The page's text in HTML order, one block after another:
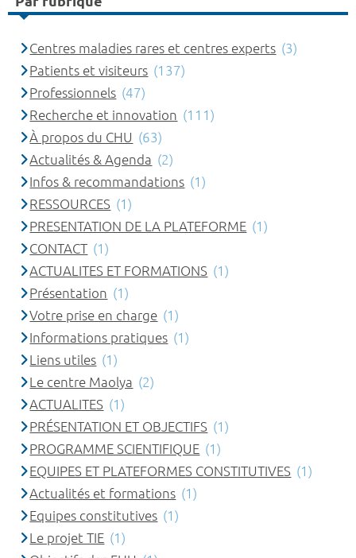
Centres maladies rares et centres experts (3)
Patients et visiteurs (137)
Professionnels (47)
Recherche et innovation (111)
À propos du CHU (63)
Actualités & Agenda (2)
Infos & recommandations (1)
RESSOURCES (1)
PRESENTATION DE LA PLATEFORME (1)
CONTACT (1)
ACTUALITES ET FORMATIONS (1)
Présentation (1)
Votre prise en charge (1)
Informations pratiques (1)
Liens utiles (1)
Le centre Maolya (2)
ACTUALITES (1)
PRÉSENTATION ET OBJECTIFS (1)
PROGRAMME SCIENTIFIQUE (1)
EQUIPES ET PLATEFORMES CONSTITUTIVES (1)
Actualités et formations (1)
Equipes constitutives (1)
Le projet TIE (1)